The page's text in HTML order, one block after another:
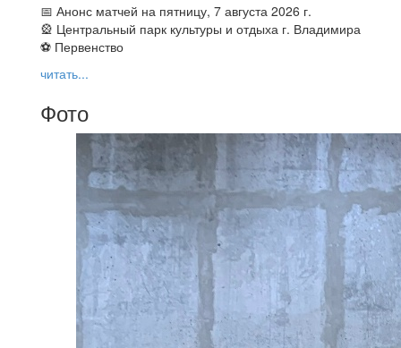
📅 Анонс матчей на пятницу, 7 августа 2026 г.
🎡 Центральный парк культуры и отдыха г. Владимира
⚽ Первенство
читать...
Фото